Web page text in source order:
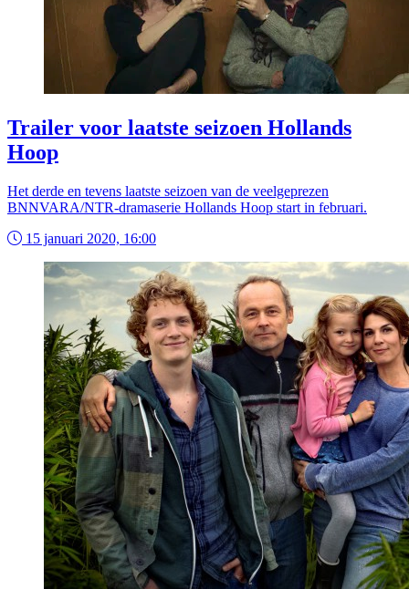
Trailer voor laatste seizoen Hollands
Hoop
Het derde en tevens laatste seizoen van de veelgeprezen
BNNVARA/NTR-dramaserie Hollands Hoop start in februari.
15 januari 2020, 16:00